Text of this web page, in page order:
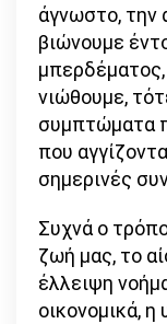
άγνωστο, την
βιώνουμε
νιώθουμε,
συμπτώματα
που
σημερινές
Συχνά ο
ζωή μας, το
έλλειψη
οικονομικά,